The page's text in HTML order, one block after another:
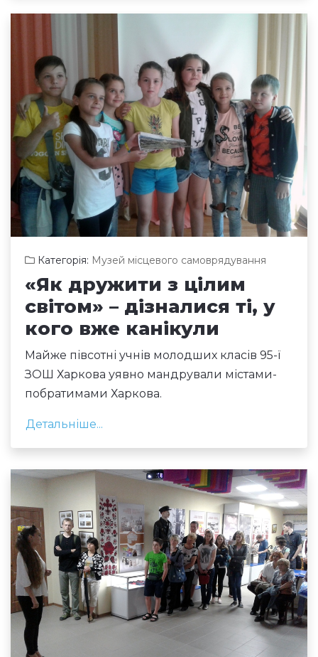
Категорія: Музей місцевого самоврядування
«Як дружити з цілим
світом» – дізналися ті, у
кого вже канікули
Майже півсотні учнів молодших класів 95-ї
ЗОШ Харкова уявно мандрували містами-
побратимами Харкова.
Детальніше...